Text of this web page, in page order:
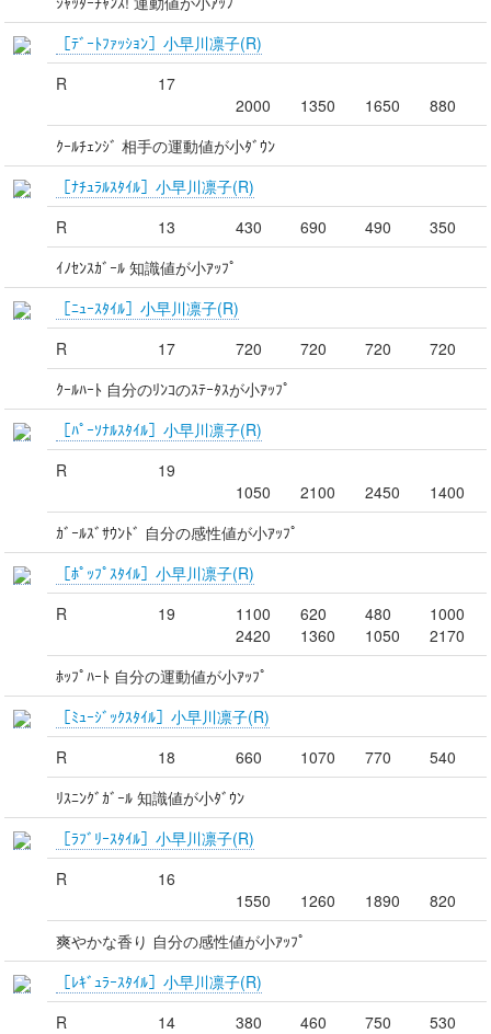
［ﾃﾞｰﾄﾌｧｯｼｮﾝ］小早川凛子(R)
R
17
2000
1350 1650
880
ｸｰﾙﾁｪﾝｼﾞ 相手の運動値が小ﾀﾞｳﾝ
［ﾅﾁｭﾗﾙｽﾀｲﾙ］小早川凛子(R)
R
13 430 690 490
350
ｲﾉｾﾝｽｶﾞｰﾙ 知識値が小ｱｯﾌﾟ
［ﾆｭｰｽﾀｲﾙ］小早川凛子(R)
R
17 720 720 720
720
ｸｰﾙﾊｰﾄ 自分のﾘﾝｺのｽﾃｰﾀｽが小ｱｯﾌﾟ
［ﾊﾟｰｿﾅﾙｽﾀｲﾙ］小早川凛子(R)
R
19
1050
2100 2450
1400
ｶﾞｰﾙｽﾞｻｳﾝﾄﾞ 自分の感性値が小ｱｯﾌﾟ
［ﾎﾟｯﾌﾟｽﾀｲﾙ］小早川凛子(R)
R
19
1100
2420
620
1360
480
1050
1000
2170
ﾎｯﾌﾟﾊｰﾄ 自分の運動値が小ｱｯﾌﾟ
［ﾐｭｰｼﾞｯｸｽﾀｲﾙ］小早川凛子(R)
R
18 660 1070 770
540
ﾘｽﾆﾝｸﾞｶﾞｰﾙ 知識値が小ﾀﾞｳﾝ
［ﾗﾌﾞﾘｰｽﾀｲﾙ］小早川凛子(R)
R
16
1550
1260 1890
820
爽やかな香り 自分の感性値が小ｱｯﾌﾟ
［ﾚｷﾞｭﾗｰｽﾀｲﾙ］小早川凛子(R)
R
14
380
460
750
530